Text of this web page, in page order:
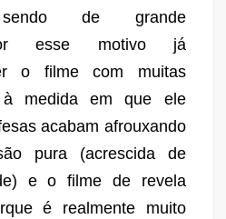
sendo de grande
esse motivo já
o filme com muitas
à medida em que ele
acabam afrouxando
pura (acrescida de
e o filme de revela
é realmente muito